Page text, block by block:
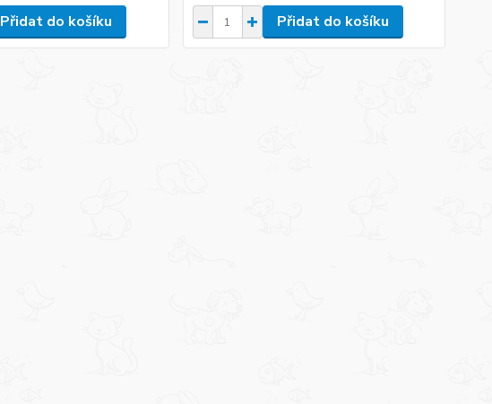
Přidat do košíku Přidat do košíku